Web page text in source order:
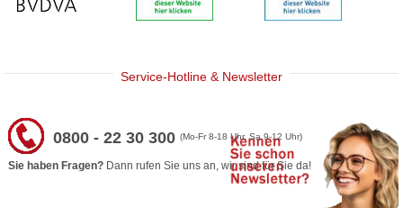
Service-Hotline & Newsletter
0800 - 22 30 300(Mo-Fr 8-18 Uhr, Sa 9-12 Uhr)
Sie haben Fragen? Dann rufen Sie uns an, wir sind für Sie da!